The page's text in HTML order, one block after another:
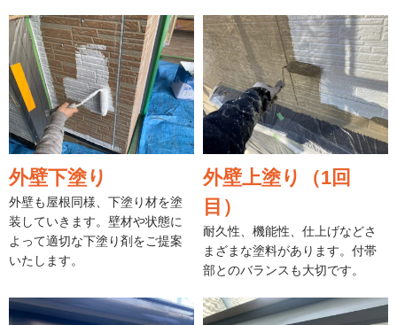
外壁下塗り
外壁も屋根同様、下塗り材を塗
装していきます。壁材や状態に
よって適切な下塗り剤をご提案
いたします。
外壁上塗り（1回
目）
耐久性、機能性、仕上げなどさ
まざまな塗料があります。付帯
部とのバランスも大切です。